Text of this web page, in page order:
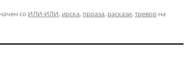
со ИЛИ-ИЛИ, ирска, проаза, раскази,тревор на